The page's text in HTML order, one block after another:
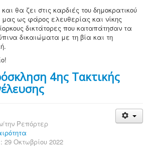
θα ζει στις καρδιές του δημοκρατικού
ως φάρος ελευθερίας και νίκης
δικτάτορες που καταπάτησαν τα
δικαιώματα με τη βία και τη
4ης Τακτικής
την Ρεπόρτερ
29 Οκτωβρίου 2022